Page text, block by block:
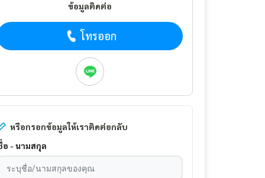
ข้อมูลติดต่อ
โทรออก
หรือกรอกข้อมูลให้เราติดต่อกลับ
อ - นามสกุล